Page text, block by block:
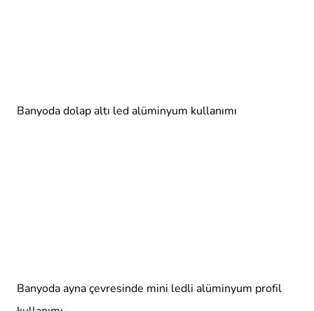
Banyoda dolap altı led alüminyum kullanımı
Banyoda ayna çevresinde mini ledli alüminyum profil